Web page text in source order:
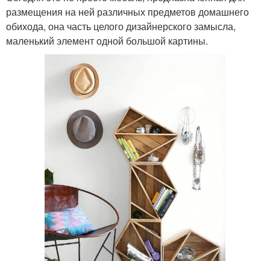
размещения на ней различных предметов домашнего
обихода, она часть целого дизайнерского замысла,
маленький элемент одной большой картины.